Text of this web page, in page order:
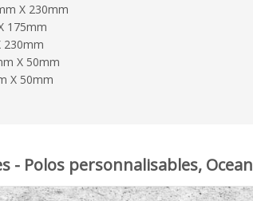
X 230mm
175mm
230mm
X 50mm
X 50mm
- Polos personnalisables, Ocean